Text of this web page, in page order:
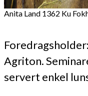
Anita Land 1362 Ku
Agriton.
servert enkel